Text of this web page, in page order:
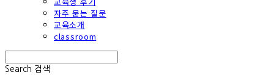
자주 묻는 질문
교육소개
classroom
Search 검색